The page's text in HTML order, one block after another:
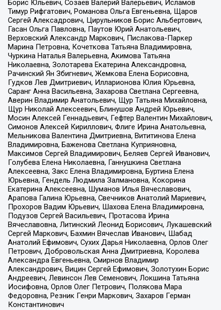
Борис Юльевич, Созаев Валерий Валерьевич, Исламов
Тимур Рифгатович, Романова Ольга Евгеньевна, Щаров
Сергей Алексадрович, Цирульников Борис Альбертович,
Гасан Ольга Павловна, Паутов Юрий Анатольевич,
Верховский Александр Маркович, Пислакова-Паркер
Марина Петровна, Кочеткова Татьяна Владимировна,
Чуркина Наталья Валерьевна, Акимова Татьяна
Николаевна, Золотарева Екатерина Александровна,
Рачинский Ян Збигневич, Жемкова Елена Борисовна,
Гудков Лев Дмитриевич, Илларионова Юлия Юрьевна,
Саранг Анна Васильевна, Захарова Светлана Сергеевна,
Аверин Владимир Анатольевич, Щур Татьяна Михайловна,
Щур Николай Алексеевич, Блинушов Андрей Юрьевич,
Мосин Алексей Геннадьевич, Гефтер Валентин Михайлович,
Симонов Алексей Кириллович, Флиге Ирина Анатольевна,
Мельникова Валентина Дмитриевна, Вититинова Елена
Владимировна, Баженова Светлана Куприяновна,
Максимов Сергей Владимирович, Беляев Сергей Иванович,
Голубева Елена Николаевна, Ганнушкина Светлана
Алексеевна, Закс Елена Владимировна, Буртина Елена
Юрьевна, Гендель Людмила Залмановна, Кокорина
Екатерина Алексеевна, Шуманов Илья Вячеславович,
Арапова Галина Юрьевна, Свечников Анатолий Мариевич,
Прохоров Вадим Юрьевич, Шахова Елена Владимировна,
Подузов Сергей Васильевич, Протасова Ирина
Вячеславовна, Литинский Леонид Борисович, Лукашевский
Сергей Маркович, Бахмин Вячеслав Иванович, Шабад
Анатолий Ефимович, Сухих Дарья Николаевна, Орлов Олег
Петрович, Добровольская Анна Дмитриевна, Королева
Александра Евгеньевна, Смирнов Владимир
Александрович, Вицин Сергей Ефимович, Золотухин Борис
Андреевич, Левинсон Лев Семенович, Локшина Татьяна
Иосифовна, Орлов Олег Петрович, Полякова Мара
Федоровна, Резник Генри Маркович, Захаров Герман
Константинович